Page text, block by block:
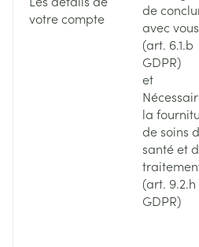
votre compte
de
avec vous
(art. 6.1.b
GDPR)
et
la
de soins
santé et
(art. 9.2.h
GDPR)